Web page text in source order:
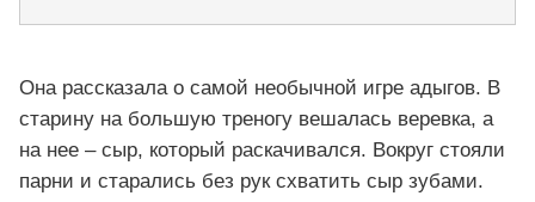
Она рассказала о самой необычной игре адыгов. В
старину на большую треногу вешалась веревка, а
на нее – сыр, который раскачивался. Вокруг стояли
парни и старались без рук схватить сыр зубами.